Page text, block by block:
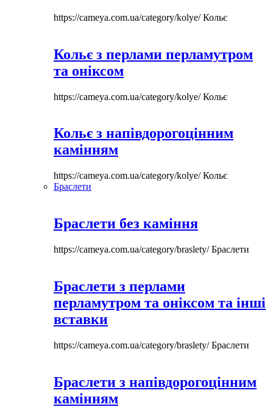
https://cameya.com.ua/category/kolye/Кольє
Кольє з перлами перламутром
та оніксом
https://cameya.com.ua/category/kolye/Кольє
Кольє з напівдорогоцінним
камінням
https://cameya.com.ua/category/kolye/Кольє
Браслети
Браслети без каміння
https://cameya.com.ua/category/braslety/Браслети
Браслети з перлами
перламутром та оніксом та інші
вставки
https://cameya.com.ua/category/braslety/Браслети
Браслети з напівдорогоцінним
камінням